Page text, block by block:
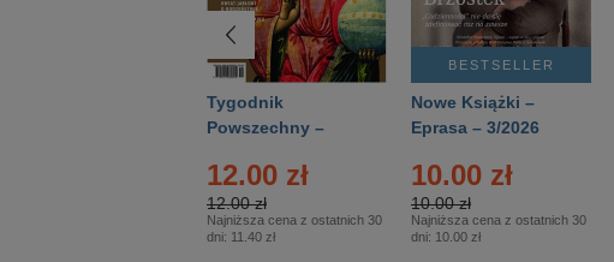
Tygodnik
Powszechny –
12.00 zł
12.00 zł
Najniższa cena z ostatnich 30
dni: 11.40 zł
BESTSELLER
Nowe Książki –
Eprasa – 3/2026
10.00 zł
10.00 zł
Najniższa cena z ostatnich 30
dni: 10.00 zł